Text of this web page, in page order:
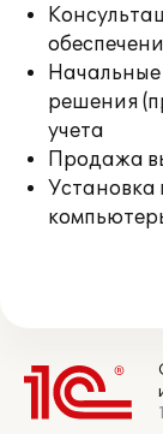
Начальные
решения
учета
Продажа
Установка